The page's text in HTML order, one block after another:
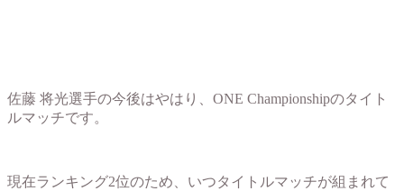
佐藤 将光選手の今後はやはり、ONE Championshipのタイト
ルマッチです。
現在ランキング2位のため、いつタイトルマッチが組まれて